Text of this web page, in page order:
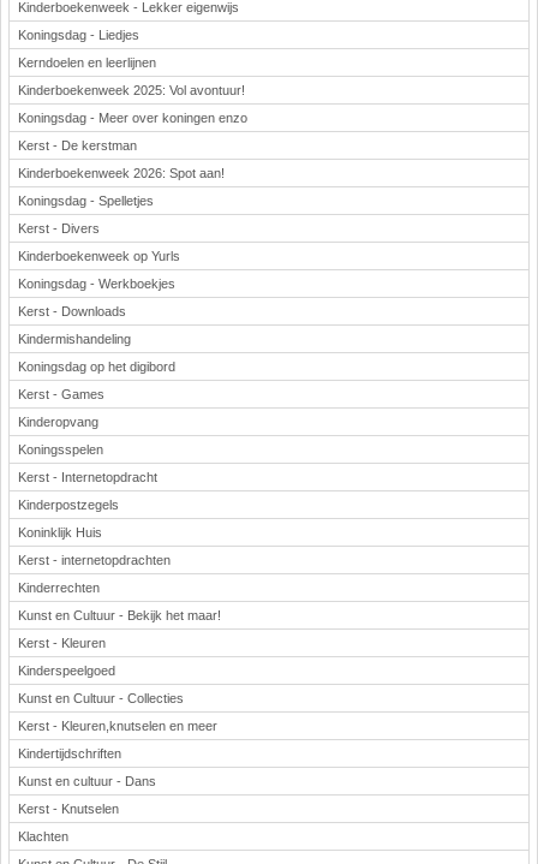
Kinderboekenweek - Lekker eigenwijs
Koningsdag - Liedjes
Kerndoelen en leerlijnen
Kinderboekenweek 2025: Vol avontuur!
Koningsdag - Meer over koningen enzo
Kerst - De kerstman
Kinderboekenweek 2026: Spot aan!
Koningsdag - Spelletjes
Kerst - Divers
Kinderboekenweek op Yurls
Koningsdag - Werkboekjes
Kerst - Downloads
Kindermishandeling
Koningsdag op het digibord
Kerst - Games
Kinderopvang
Koningsspelen
Kerst - Internetopdracht
Kinderpostzegels
Koninklijk Huis
Kerst - internetopdrachten
Kinderrechten
Kunst en Cultuur - Bekijk het maar!
Kerst - Kleuren
Kinderspeelgoed
Kunst en Cultuur - Collecties
Kerst - Kleuren,knutselen en meer
Kindertijdschriften
Kunst en cultuur - Dans
Kerst - Knutselen
Klachten